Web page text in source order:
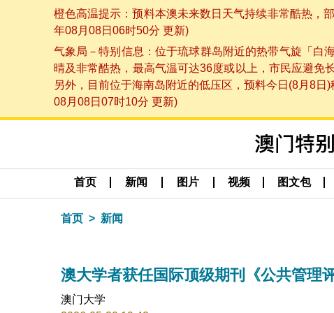
橙色高温提示：预料本澳未来数日天气持续非常酷热，
年08月08日06时50分 更新)
气象局－特别信息：位于琉球群岛附近的热带气旋「白
晴及非常酷热，最高气温可达36度或以上，市民应避免
另外，目前位于海南岛附近的低压区，预料今日(8月8
08月08日07时10分 更新)
首页 新闻 图片 视频 图文包
首页 新闻
澳大学者获任国际顶级期刊《公共管理
澳门大学